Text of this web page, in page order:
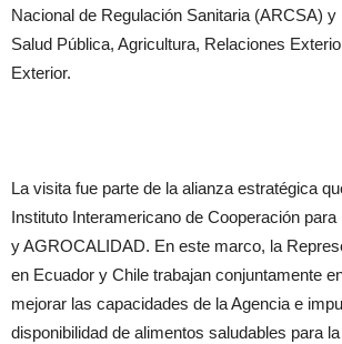
Nacional de Regulación Sanitaria (ARCSA)
Salud Pública, Agricultura, Relaciones
Exterior.
La visita fue parte de la alianza estratégica
Instituto Interamericano de Cooperación para
y AGROCALIDAD. En este marco, la
en Ecuador y Chile trabajan conjuntamente
mejorar las capacidades de la Agencia e
disponibilidad de alimentos saludables para